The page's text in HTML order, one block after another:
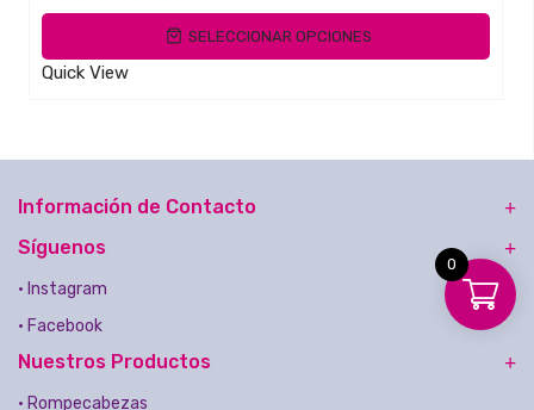
0
5
de
desde
$79.000
SELECCIONAR OPCIONES
Quick View
Información de Contacto
Síguenos
• Instagram
• Facebook
Nuestros Productos
• Rompecabezas
0